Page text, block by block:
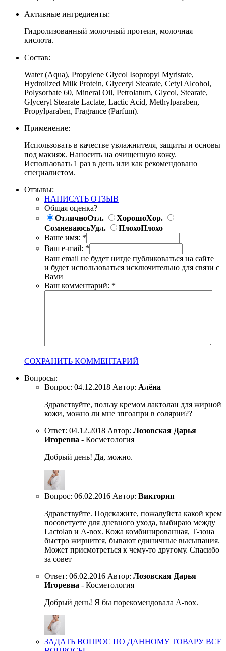
Активные ингредиенты:
Гидролизованный молочный протеин, молочная
кислота.
Состав:
Water (Aqua), Propylene Glycol Isopropyl Myristate,
Hydrolized Milk Protein, Glyceryl Stearate, Cetyl Alcohol,
Polysorbate 60, Mineral Oil, Petrolatum, Glycol, Stearate,
Glyceryl Stearate Lactate, Lactic Acid, Methylparaben,
Propylparaben, Fragrance (Parfum).
Применение:
Использовать в качестве увлажнителя, защиты и основы
под макияж. Наносить на очищенную кожу.
Использовать 1 раз в день или как рекомендовано
специалистом.
Отзывы:
НАПИСАТЬ ОТЗЫВ
Общая оценка?
ОтличноОтл. ХорошоХор.
СомневаюсьУдл. ПлохоПлохо
Ваше имя: *
Ваш e-mail: *
Ваш email не будет нигде публиковаться на сайте
и будет использоваться исключительно для связи с
Вами
Ваш комментарий: *
СОХРАНИТЬ КОММЕНТАРИЙ
Вопросы:
Вопрос: 04.12.2018 Автор: Алёна
Здравствуйте, пользу кремом лактолан для жирной
кожи, можно ли мне зпгоапри в солярии??
Ответ: 04.12.2018 Автор: Лозовская Дарья
Игоревна - Косметология
Добрый день! Да, можно.
Вопрос: 06.02.2016 Автор: Виктория
Здравствуйте. Подскажите, пожалуйста какой крем
посоветуете для дневного ухода, выбираю между
Lactolan и A-nox. Кожа комбинированная, Т-зона
быстро жирнится, бывают единичные высыпания.
Может присмотреться к чему-то другому. Спасибо
за совет
Ответ: 06.02.2016 Автор: Лозовская Дарья
Игоревна - Косметология
Добрый день! Я бы порекомендовала A-nox.
ЗАДАТЬ ВОПРОС ПО ДАННОМУ ТОВАРУ ВСЕ